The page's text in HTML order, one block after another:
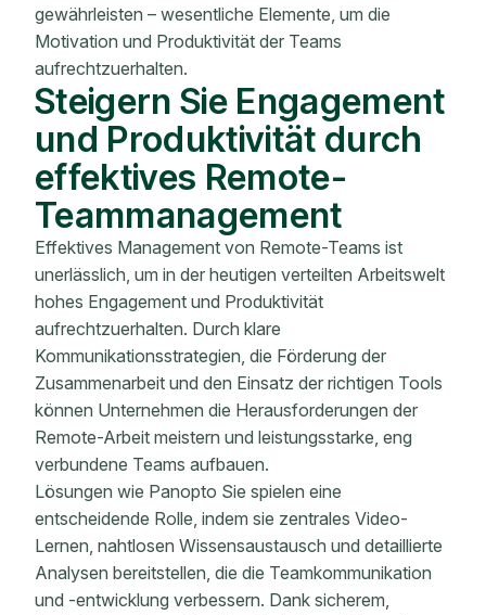
gewährleisten – wesentliche Elemente, um die
Motivation und Produktivität der Teams
aufrechtzuerhalten.
Steigern Sie Engagement
und Produktivität durch
effektives Remote-
Teammanagement
Effektives Management von Remote-Teams ist
unerlässlich, um in der heutigen verteilten Arbeitswelt
hohes Engagement und Produktivität
aufrechtzuerhalten. Durch klare
Kommunikationsstrategien, die Förderung der
Zusammenarbeit und den Einsatz der richtigen Tools
können Unternehmen die Herausforderungen der
Remote-Arbeit meistern und leistungsstarke, eng
verbundene Teams aufbauen.
Lösungen wie Panopto Sie spielen eine
entscheidende Rolle, indem sie zentrales Video-
Lernen, nahtlosen Wissensaustausch und detaillierte
Analysen bereitstellen, die die Teamkommunikation
und -entwicklung verbessern. Dank sicherem,